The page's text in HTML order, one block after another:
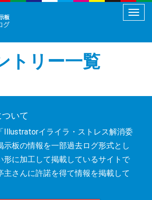
メ
ュ
替
トリー一覧
いて
Illustratorイライラ・ストレス解消委
示板の情報を一部過去ログ形式とし
形に加工して掲載しているサイトで
主さんに許諾を得て情報を掲載して